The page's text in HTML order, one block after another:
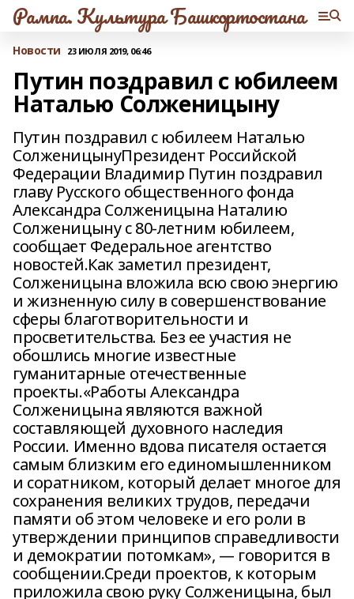
Рампа. Культура Башкортостана
Новости 23 ИЮЛЯ 2019, 06:46
Путин поздравил с юбилеем
Наталью Солженицыну
Путин поздравил с юбилеем Наталью
СолженицынуПрезидент Российской
Федерации Владимир Путин поздравил
главу Русского общественного фонда
Александра Солженицына Наталию
Солженицыну с 80-летним юбилеем,
сообщает Федеральное агентство
новостей.Как заметил президент,
Солженицына вложила всю свою энергию
и жизненную силу в совершенствование
сферы благотворительности и
просветительства. Без ее участия не
обошлись многие известные
гуманитарные отечественные
проекты.«Работы Александра
Солженицына являются важной
составляющей духовного наследия
России. Именно вдова писателя остается
самым близким его единомышленником
и соратником, который делает многое для
сохранения великих трудов, передачи
памяти об этом человеке и его роли в
утверждении принципов справедливости
и демократии потомкам», — говорится в
сообщении.Среди проектов, к которым
приложила свою руку Солженицына, был